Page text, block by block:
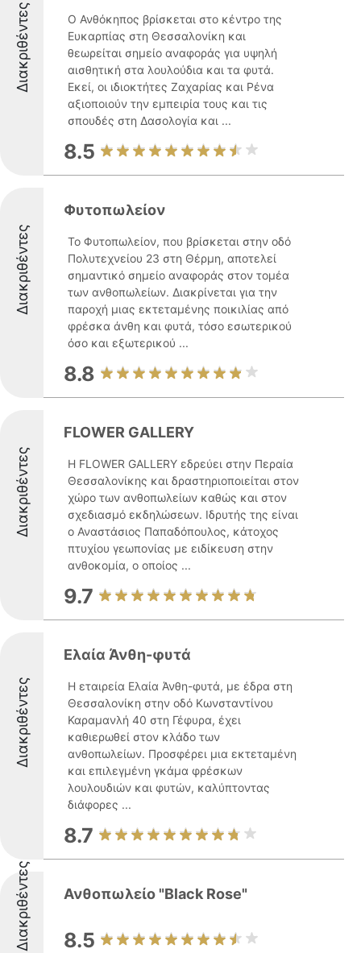
Διακριθέντες
Ο Ανθόκηπος βρίσκεται στο κέντρο της
Ευκαρπίας στη Θεσσαλονίκη και
θεωρείται σημείο αναφοράς για υψηλή
αισθητική στα λουλούδια και τα φυτά.
Εκεί, οι ιδιοκτήτες Ζαχαρίας και Ρένα
αξιοποιούν την εμπειρία τους και τις
σπουδές στη Δασολογία και ...
8.5
Διακριθέντες
Φυτοπωλείον
Το Φυτοπωλείον, που βρίσκεται στην οδό
Πολυτεχνείου 23 στη Θέρμη, αποτελεί
σημαντικό σημείο αναφοράς στον τομέα
των ανθοπωλείων. Διακρίνεται για την
παροχή μιας εκτεταμένης ποικιλίας από
φρέσκα άνθη και φυτά, τόσο εσωτερικού
όσο και εξωτερικού ...
8.8
Διακριθέντες
FLOWER GALLERY
Η FLOWER GALLERY εδρεύει στην Περαία
Θεσσαλονίκης και δραστηριοποιείται στον
χώρο των ανθοπωλείων καθώς και στον
σχεδιασμό εκδηλώσεων. Ιδρυτής της είναι
ο Αναστάσιος Παπαδόπουλος, κάτοχος
πτυχίου γεωπονίας με ειδίκευση στην
ανθοκομία, ο οποίος ...
9.7
Διακριθέντες
Ελαία Άνθη-φυτά
Η εταιρεία Ελαία Άνθη-φυτά, με έδρα στη
Θεσσαλονίκη στην οδό Κωνσταντίνου
Καραμανλή 40 στη Γέφυρα, έχει
καθιερωθεί στον κλάδο των
ανθοπωλείων. Προσφέρει μια εκτεταμένη
και επιλεγμένη γκάμα φρέσκων
λουλουδιών και φυτών, καλύπτοντας
διάφορες ...
8.7
Διακριθέντες Ανθοπωλείο "Black Rose"
8.5